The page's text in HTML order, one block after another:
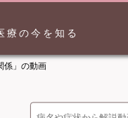
療の今を知る
係」の動画